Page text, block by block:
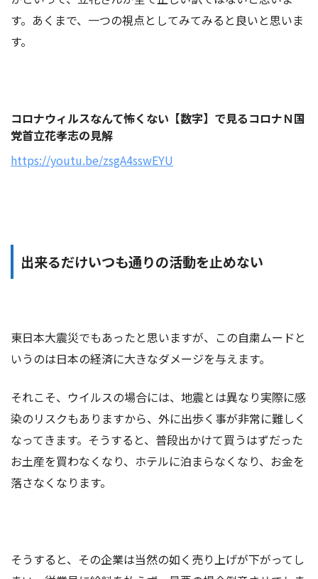
す。あくまで、一つの視点としてみてみると良いと思いま
す。
コロナウィルスなんて怖くない【数字】で見るコロナＮ国
党首立花孝志の見解
https://youtu.be/zsgA4sswEYU
出来るだけいつも通りの活動を止めない
東日本大震災でもあったと思いますが、この自粛ムードと
いうのは日本の経済に大きなダメージを与えます。
それこそ、ウイルスの場合には、地震とは異なり実際に感
染のリスクもありますから、外に出歩く事が非常に難しく
なってきます。そうすると、普段出かけて買うはずだった
お土産を買わなくなり、ホテルに泊まらなくなり、お金を
落さなくなります。
そうすると、その企業は当然の如く売り上げが下がってし